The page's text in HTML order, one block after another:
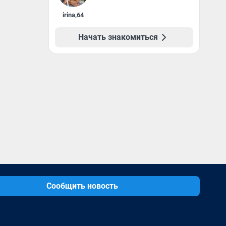
irina,64
Начать знакомиться
Сообщить новость